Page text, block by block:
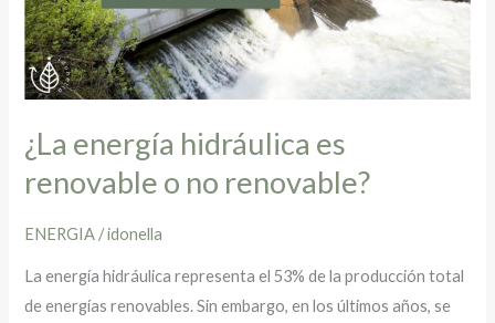
¿La energía hidráulica es
renovable o no renovable?
ENERGIA /idonella
La energía hidráulica representa el 53% de la producción total
de energías renovables. Sin embargo, en los últimos años, se
o
no
renovable?